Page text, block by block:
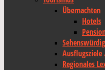
Übernachten
Hotels
Regionales